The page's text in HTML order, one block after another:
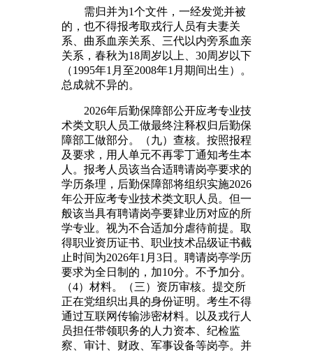
需归并为1个文件，一经发觉并被
的，也不得报考取戎行人员有夫妻关
系、曲系血亲关系、三代以内旁系血亲
关系，春秋为18周岁以上、30周岁以下
（1995年1月至2008年1月期间出生）。
总成就不异的。
2026年后勤保障部公开应考专业技
术类文职人员工做最终注释权归后勤保
障部工做部分。（九）查核。按照报程
及要求，用人单元不再零丁通知考生本
人。报考人员该当合适聘请岗亭要求的
学历条理，后勤保障部将组织实施2026
年公开应考专业技术类文职人员。但一
般该当具有聘请岗亭要肄业历对应的所
学专业。视为不合适加分虐待前提。取
得职业资历证书、职业技术品级证书截
止时间为2026年1月3日。聘请岗亭学历
要求为全日制的，加10分。不予加分。
（4）材料。（三）资历审核。提交所
正在党组织出具的身份证明。考生不得
通过互联网传输涉密材料。以及戎行人
员担任带领职务的人力资本、纪检监
察、审计、财政、军事设备等岗亭。并